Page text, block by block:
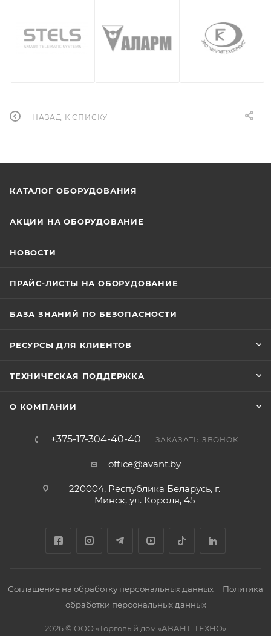
НАЗАД К СПИСКУ
КАТАЛОГ ОБОРУДОВАНИЯ
АКЦИИ НА ОБОРУДОВАНИЕ
НОВОСТИ
ПРАЙС-ЛИСТЫ НА ОБОРУДОВАНИЕ
БАЗА ЗНАНИЙ ПО БЕЗОПАСНОСТИ
РЕСУРСЫ ДЛЯ КЛИЕНТОВ
ТЕХНИЧЕСКАЯ ПОДДЕРЖКА
О КОМПАНИИ
+375-17-304-40-40 ЗАКАЗАТЬ ЗВОНОК
office@avant.by
220004, Республика Беларусь, г.
Минск, ул. Короля, 45
Соглашение на обработку персональных данных
Политика
обработки персональных данных
2026 © ООО «Торговый дом «АВАНТ-ТЕХНО»